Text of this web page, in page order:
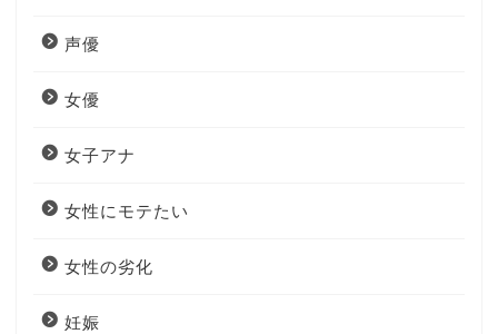
声優
女優
女子アナ
女性にモテたい
女性の劣化
妊娠